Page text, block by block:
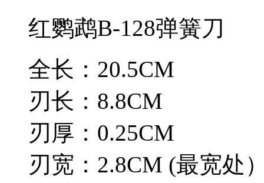
红鹦鹉B-128弹簧刀
全长：20.5CM
刃长：8.8CM
刃厚：0.25CM
刃宽：2.8CM (最宽处